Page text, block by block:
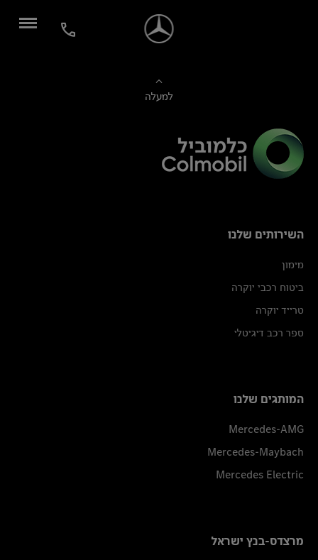
למעלה
השירותים שלנו
מימון
ביטוח רכבי יוקרה
טרייד יוקרה
ספר רכב דיגיטלי
המותגים שלנו
Mercedes-AMG
Mercedes-Maybach
Mercedes Electric
מרצדס-בנץ ישראל